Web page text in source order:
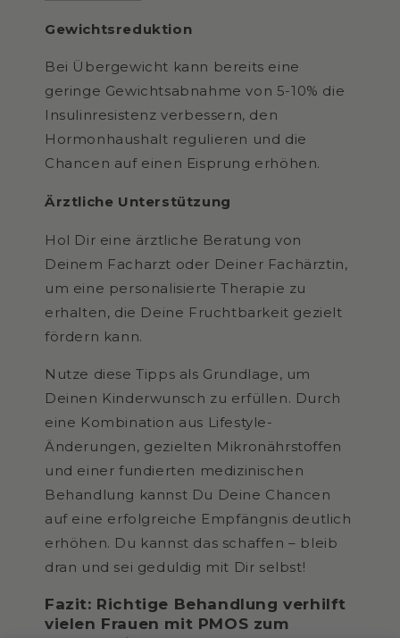
Gewichtsreduktion
Bei Übergewicht kann bereits eine
geringe Gewichtsabnahme von 5-10% die
Insulinresistenz verbessern, den
Hormonhaushalt regulieren und die
Chancen auf einen Eisprung erhöhen.
Ärztliche Unterstützung
Hol Dir eine ärztliche Beratung von
Deinem Facharzt oder Deiner Fachärztin,
um eine personalisierte Therapie zu
erhalten, die Deine Fruchtbarkeit gezielt
fördern kann.
Nutze diese Tipps als Grundlage, um
Deinen Kinderwunsch zu erfüllen. Durch
eine Kombination aus Lifestyle-
Änderungen, gezielten Mikronährstoffen
und einer fundierten medizinischen
Behandlung kannst Du Deine Chancen
auf eine erfolgreiche Empfängnis deutlich
erhöhen. Du kannst das schaffen – bleib
dran und sei geduldig mit Dir selbst!
Fazit: Richtige Behandlung verhilft
vielen Frauen mit PMOS zum